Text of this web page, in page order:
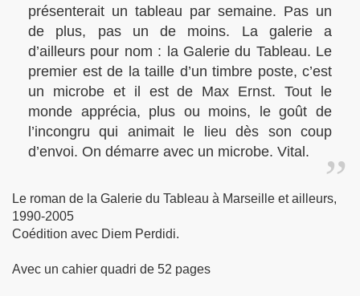
présenterait un tableau par semaine. Pas un
de plus, pas un de moins. La galerie a
d’ailleurs pour nom : la Galerie du Tableau. Le
premier est de la taille d’un timbre poste, c’est
un microbe et il est de Max Ernst. Tout le
monde apprécia, plus ou moins, le goût de
l’incongru qui animait le lieu dès son coup
d’envoi. On démarre avec un microbe. Vital.
Le roman de la Galerie du Tableau à Marseille et ailleurs,
1990-2005
Coédition avec Diem Perdidi.
Avec un cahier quadri de 52 pages